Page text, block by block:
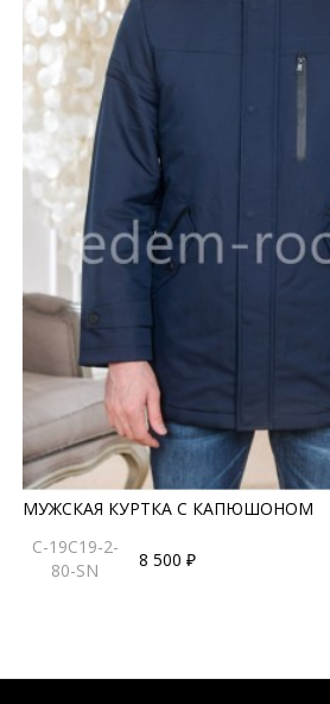
МУЖСКАЯ КУРТКА С КАПЮШОНОМ
C-19C19-2-
80-SN
8 500 ₽